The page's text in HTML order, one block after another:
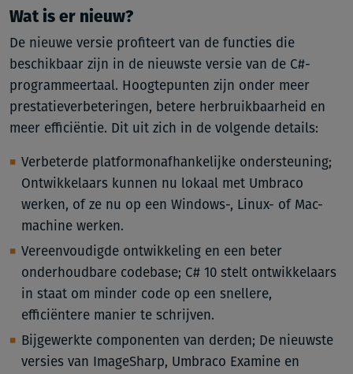
Wat is er nieuw?
De nieuwe versie profiteert van de functies die
beschikbaar zijn in de nieuwste versie van de C#-
programmeertaal. Hoogtepunten zijn onder meer
prestatieverbeteringen, betere herbruikbaarheid en
meer efficiëntie. Dit uit zich in de volgende details:
Verbeterde platformonafhankelijke ondersteuning;
Ontwikkelaars kunnen nu lokaal met Umbraco
werken, of ze nu op een Windows-, Linux- of Mac-
machine werken.
Vereenvoudigde ontwikkeling en een beter
onderhoudbare codebase; C# 10 stelt ontwikkelaars
in staat om minder code op een snellere,
efficiëntere manier te schrijven.
Bijgewerkte componenten van derden; De nieuwste
versies van ImageSharp, Umbraco Examine en